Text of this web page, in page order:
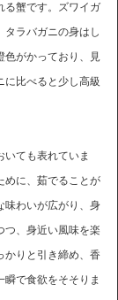
る蟹です。ズワイガ
タラバガニの身はし
色がかっており、見
に比べると少し高級
ても表れていま
めに、茹でることが
味わいが広がり、身
つ、身近い風味を楽
かりと引き締め、香
で食欲をそそりま